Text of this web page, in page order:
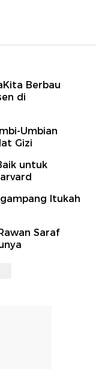
Berbau
di
Umbian
Gizi
untuk
Itukah
Saraf